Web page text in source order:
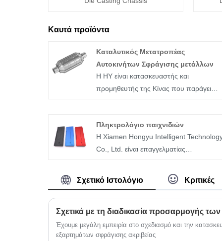
Καυτά προϊόντα
Καταλυτικός Μετατροπέας
Αυτοκινήτων Σφράγισης μετάλλων
Η HY είναι κατασκευαστής και
προμηθευτής της Κίνας που παράγει
πολυετή εμπειρία. Ελπίζω να
οικοδομήσουμε επιχειρηματική σχέση
σας.
Πληκτρολόγιο παιχνιδιών
Η Xiamen Hongyu Intelligent
Co., Ltd. είναι επαγγελματίας
παιχνιδιών και προμηθευτής one-stop
στην Κίνα. Έχει εμπλακεί βαθιά στον
τομέα των περιφερειακών esports,
χρησιμοποιώντας καινοτόμες
και αυστηρό έλεγχο ποιότητας για να
δημιουργήσει ένα χαρτοφυλάκιο
Σχετικό Ιστολόγιο Κριτικές
Έχουμε μεγάλη εμπειρία στο σχεδιασμό και την
εξαρτημάτων σφράγισης ακριβείας